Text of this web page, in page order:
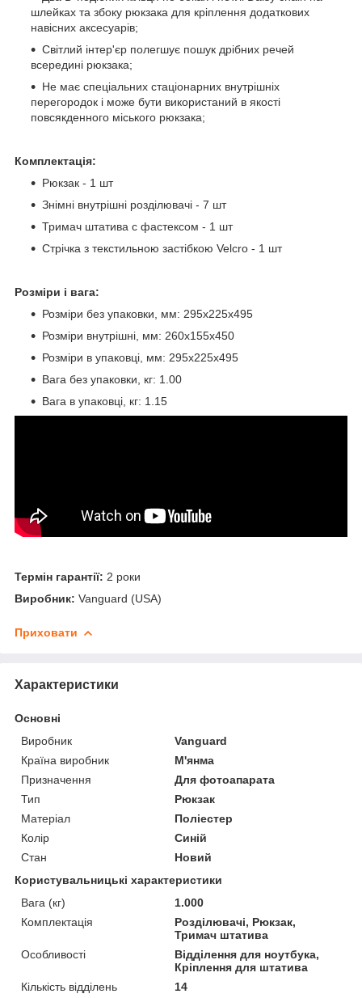
шлейках та збоку рюкзака для кріплення додаткових
навісних аксесуарів;
Світлий інтер'єр полегшує пошук дрібних речей
всередині рюкзака;
Не має спеціальних стаціонарних внутрішніх
перегородок і може бути використаний в якості
повсякденного міського рюкзака;
Комплектація:
Рюкзак - 1 шт
Знімні внутрішні розділювачі - 7 шт
Тримач штатива с фастексом - 1 шт
Стрічка з текстильною застібкою Velcro - 1 шт
Розміри і вага:
Розміри без упаковки, мм: 295х225х495
Розміри внутрішні, мм: 260х155х450
Розміри в упаковці, мм: 295х225х495
Вага без упаковки, кг: 1.00
Вага в упаковці, кг: 1.15
Термін гарантії: 2 роки
Виробник: Vanguard (USA)
Приховати
Характеристики
Основні
Виробник
Vanguard
Країна виробник
М'янма
Призначення
Для фотоапарата
Тип
Рюкзак
Матеріал
Поліестер
Колір
Синій
Стан
Новий
Користувальницькі характеристики
Вага (кг)
1.000
Комплектація
Розділювачі, Рюкзак,
Тримач штатива
Особливості
Відділення для ноутбука,
Кріплення для штатива
Кількість відділень
14